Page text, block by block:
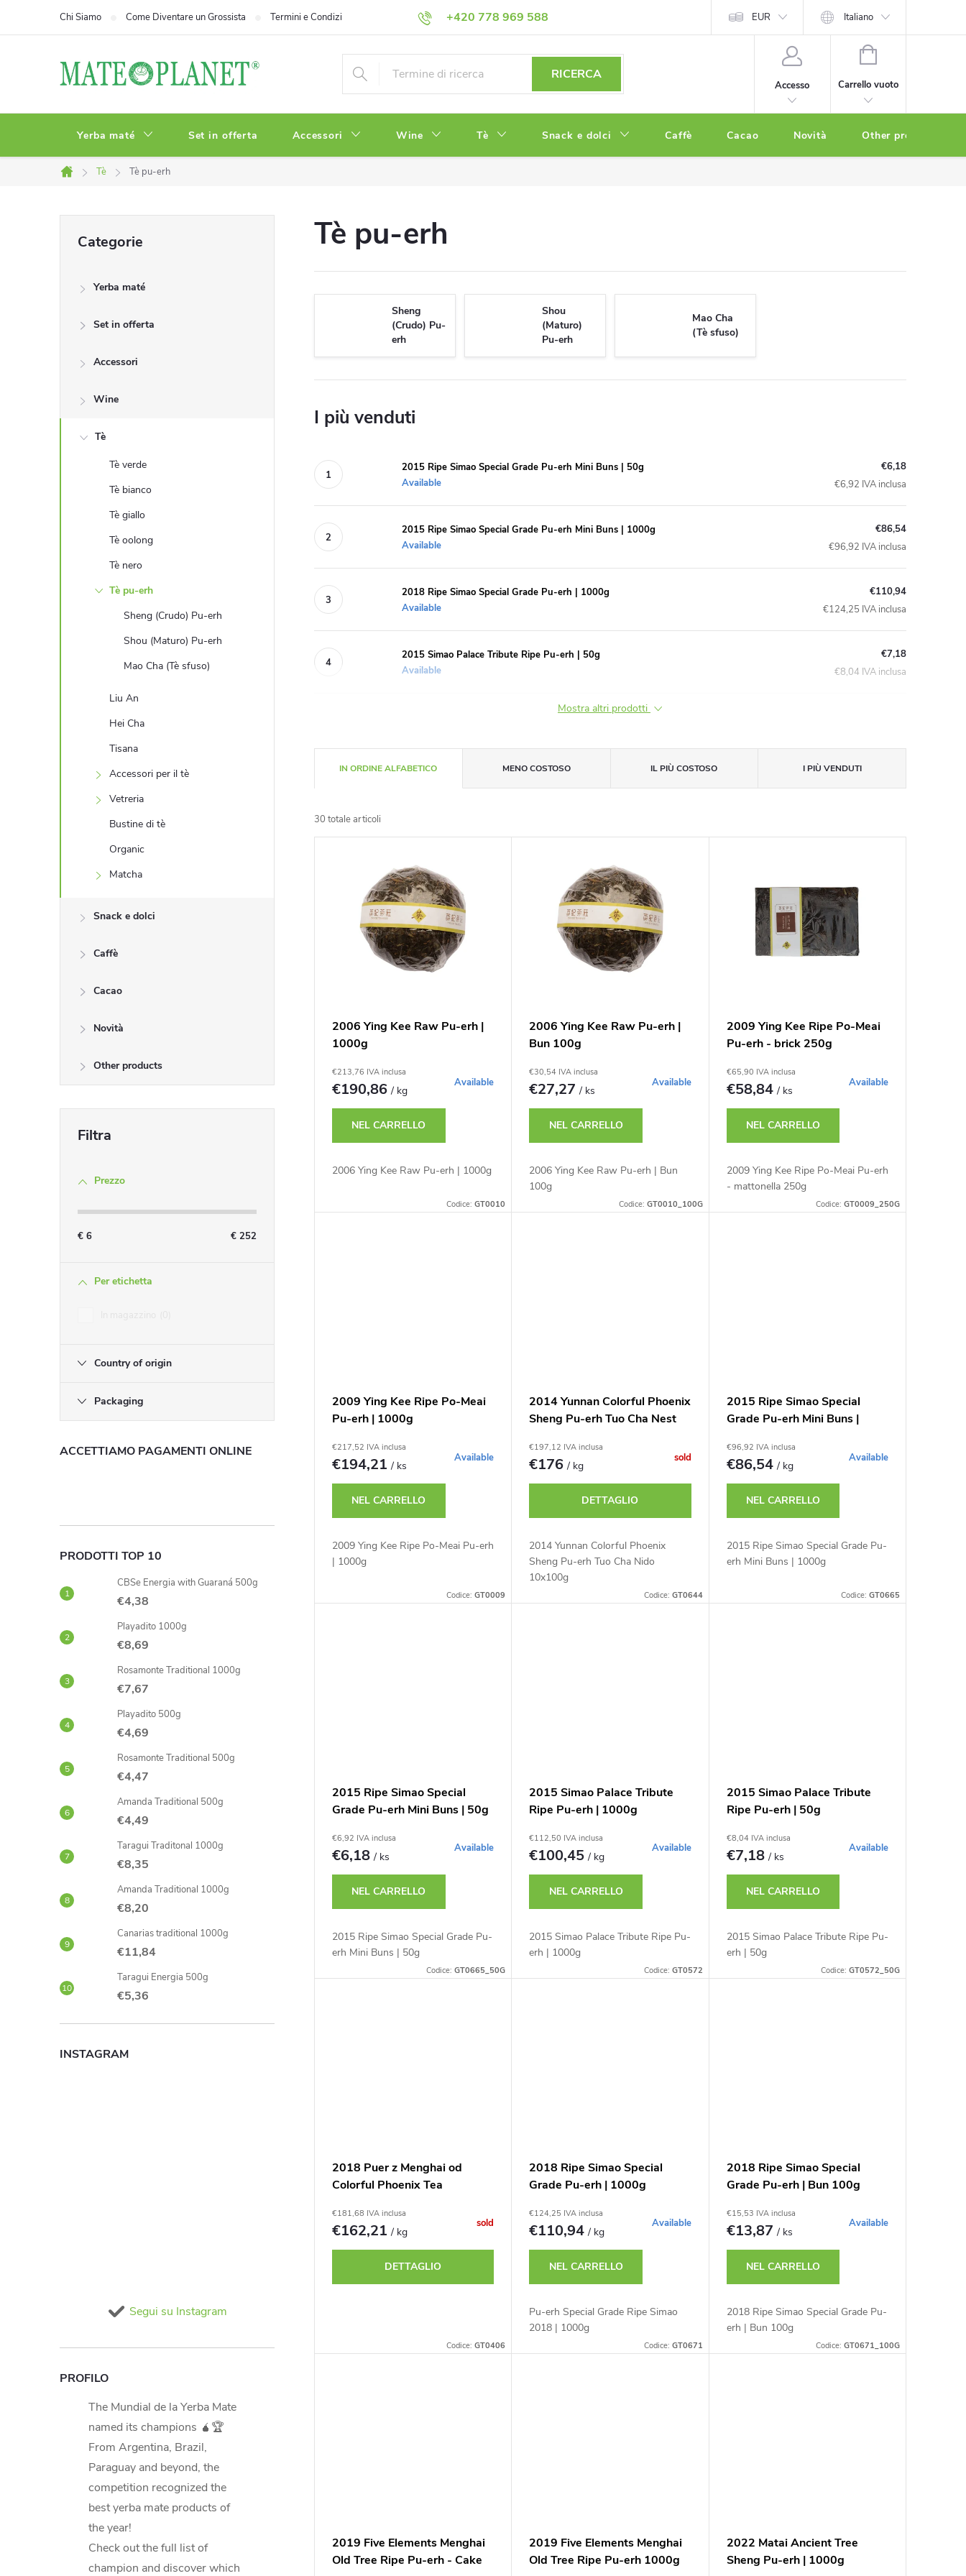
+420 778 969 588
Chi Siamo Come Diventare un Grossista Termini e Condizioni Informativa sulla Privacy EUR Italiano
RICERCA
Accesso
CARRELLO
SPESA
Carrello vuoto
Yerba maté Set in offerta Accessori Wine Tè Snack e dolci Caffè Cacao Novità Other products
Casa
Tè Tè pu-erh
l
Categorie
Yerba maté
Set in offerta
Accessori
Wine
Tè
Tè verde
Tè bianco
Tè giallo
Tè oolong
Tè nero
Tè pu-erh
Sheng (Crudo) Pu-erh
Shou (Maturo) Pu-erh
Mao Cha (Tè sfuso)
Liu An
Hei Cha
Tisana
Accessori per il tè
Vetreria
Bustine di tè
Organic
Matcha
Snack e dolci
Caffè
Cacao
Novità
Other products
Prezzo
€ 6 € 252
Per etichetta
Country of origin
Packaging
ACCETTIAMO PAGAMENTI ONLINE
PRODOTTI TOP 10
CBSe Energia with Guaraná 500g
€4,38
Playadito 1000g
€8,69
Rosamonte Traditional 1000g
€7,67
Playadito 500g
€4,69
Rosamonte Traditional 500g
€4,47
Amanda Traditional 500g
€4,49
Taragui Traditonal 1000g
€8,35
Amanda Traditional 1000g
€8,20
Canarias traditional 1000g
€11,84
Taragui Energia 500g
€5,36
INSTAGRAM
Segui su Instagram
PROFILO
The Mundial de la Yerba Mate
named its champions 🧉🏆
From Argentina, Brazil,
Paraguay and beyond, the
competition recognized the
best yerba mate products of
the year!
Check out the full list of
champion and discover which
Tè pu-erh
Sheng
(Crudo) Pu-
erh
Shou
(Maturo)
Pu-erh
Mao Cha
(Tè sfuso)
I più venduti
2015 Ripe Simao Special Grade Pu-erh Mini Buns | 50g
Available
€6,18
€6,92 IVA inclusa
2015 Ripe Simao Special Grade Pu-erh Mini Buns | 1000g
Available
€86,54
€96,92 IVA inclusa
2018 Ripe Simao Special Grade Pu-erh | 1000g
Available
€110,94
€124,25 IVA inclusa
2015 Simao Palace Tribute Ripe Pu-erh | 50g
Available
€7,18
€8,04 IVA inclusa
Mostra altri prodotti
r
d
IN ORDINE ALFABETICO MENO COSTOSO IL PIÙ COSTOSO I PIÙ VENDUTI
30 totale articoli
r
2006 Ying Kee Raw Pu-erh |
1000g
€213,76 IVA inclusa
€190,86/ kg
Available
NEL CARRELLO
2006 Ying Kee Raw Pu-erh | 1000g
Codice:GT0010
2006 Ying Kee Raw Pu-erh |
Bun 100g
€30,54 IVA inclusa
€27,27/ ks
Available
NEL CARRELLO
2006 Ying Kee Raw Pu-erh | Bun
100g
Codice: GT0010_100G
2009 Ying Kee Ripe Po-Meai
Pu-erh - brick 250g
€65,90 IVA inclusa
€58,84/ ks
Available
NEL CARRELLO
2009 Ying Kee Ripe Po-Meai Pu-erh
- mattonella 250g
Codice: GT0009_250G
2009 Ying Kee Ripe Po-Meai
Pu-erh | 1000g
€217,52 IVA inclusa
€194,21/ ks
Available
NEL CARRELLO
2009 Ying Kee Ripe Po-Meai Pu-erh
| 1000g
Codice:GT0009
2014 Yunnan Colorful Phoenix
Sheng Pu-erh Tuo Cha Nest
€197,12 IVA inclusa
€176/ kg
sold
DETTAGLIO
2014 Yunnan Colorful Phoenix
Sheng Pu-erh Tuo Cha Nido
10x100g
Codice: GT0644
2015 Ripe Simao Special
Grade Pu-erh Mini Buns |
€96,92 IVA inclusa
€86,54/ kg
Available
NEL CARRELLO
2015 Ripe Simao Special Grade Pu-
erh Mini Buns | 1000g
Codice: GT0665
2015 Ripe Simao Special
Grade Pu-erh Mini Buns | 50g
€6,92 IVA inclusa
€6,18/ ks
Available
NEL CARRELLO
2015 Ripe Simao Special Grade Pu-
erh Mini Buns | 50g
Codice:GT0665_50G
2015 Simao Palace Tribute
Ripe Pu-erh | 1000g
€112,50 IVA inclusa
€100,45/ kg
Available
NEL CARRELLO
2015 Simao Palace Tribute Ripe Pu-
erh | 1000g
Codice: GT0572
2015 Simao Palace Tribute
Ripe Pu-erh | 50g
€8,04 IVA inclusa
€7,18/ ks
Available
NEL CARRELLO
2015 Simao Palace Tribute Ripe Pu-
erh | 50g
Codice: GT0572_50G
2018 Puer z Menghai od
Colorful Phoenix Tea
€181,68 IVA inclusa
€162,21/ kg
sold
DETTAGLIO
Codice:GT0406
2018 Ripe Simao Special
Grade Pu-erh | 1000g
€124,25 IVA inclusa
€110,94/ kg
Available
NEL CARRELLO
Pu-erh Special Grade Ripe Simao
2018 | 1000g
Codice: GT0671
2018 Ripe Simao Special
Grade Pu-erh | Bun 100g
€15,53 IVA inclusa
€13,87/ ks
Available
NEL CARRELLO
2018 Ripe Simao Special Grade Pu-
erh | Bun 100g
Codice: GT0671_100G
2019 Five Elements Menghai
Old Tree Ripe Pu-erh - Cake
2019 Five Elements Menghai
Old Tree Ripe Pu-erh 1000g
2022 Matai Ancient Tree
Sheng Pu-erh | 1000g